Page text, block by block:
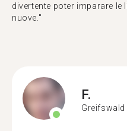
divertente poter imparare le
nuove."
F.
Greifswald